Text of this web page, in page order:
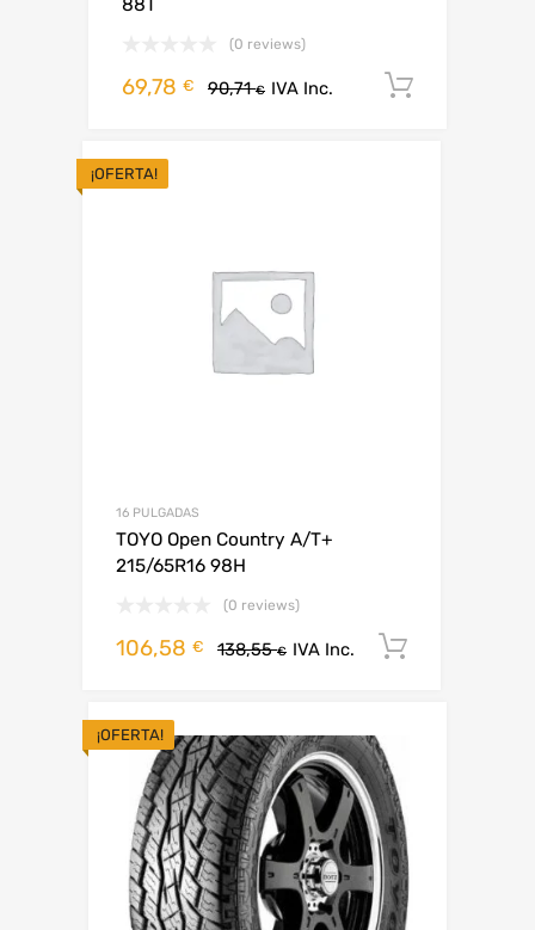
(0 reviews)
90,71€
69,78 € IVA Inc.
¡OFERTA!
16 PULGADAS
TOYO Open Country A/T+
215/65R16 98H
(0 reviews)
138,55€
106,58 € IVA Inc.
¡OFERTA!